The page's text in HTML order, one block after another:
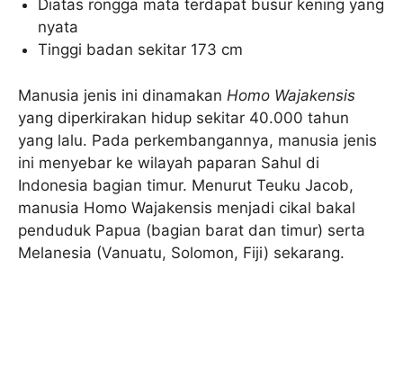
Diatas rongga mata terdapat busur kening yang
nyata
Tinggi badan sekitar 173 cm
Manusia jenis ini dinamakan Homo Wajakensis
yang diperkirakan hidup sekitar 40.000 tahun
yang lalu. Pada perkembangannya, manusia jenis
ini menyebar ke wilayah paparan Sahul di
Indonesia bagian timur. Menurut Teuku Jacob,
manusia Homo Wajakensis menjadi cikal bakal
penduduk Papua (bagian barat dan timur) serta
Melanesia (Vanuatu, Solomon, Fiji) sekarang.